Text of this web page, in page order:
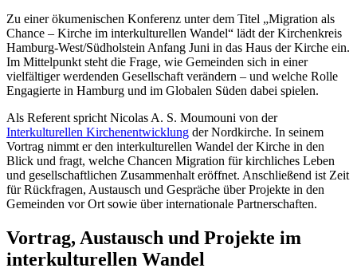
Zu einer ökumenischen Konferenz unter dem Titel „Migration als
Chance – Kirche im interkulturellen Wandel“ lädt der Kirchenkreis
Hamburg-West/Südholstein Anfang Juni in das Haus der Kirche ein.
Im Mittelpunkt steht die Frage, wie Gemeinden sich in einer
vielfältiger werdenden Gesellschaft verändern – und welche Rolle
Engagierte in Hamburg und im Globalen Süden dabei spielen.
Als Referent spricht Nicolas A. S. Moumouni von der
Interkulturellen Kirchenentwicklung der Nordkirche. In seinem
Vortrag nimmt er den interkulturellen Wandel der Kirche in den
Blick und fragt, welche Chancen Migration für kirchliches Leben
und gesellschaftlichen Zusammenhalt eröffnet. Anschließend ist Zeit
für Rückfragen, Austausch und Gespräche über Projekte in den
Gemeinden vor Ort sowie über internationale Partnerschaften.
Vortrag, Austausch und Projekte im
interkulturellen Wandel